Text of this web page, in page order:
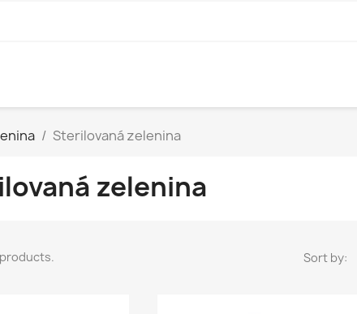
Sterilovaná zelenina
zelenina
Sort by: